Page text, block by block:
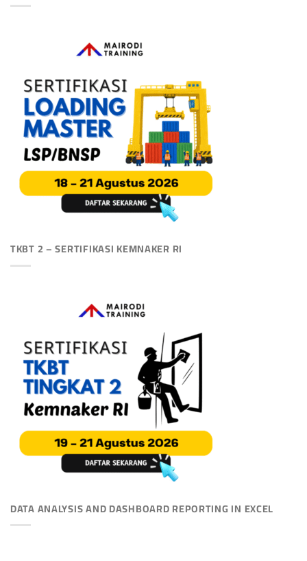
TKBT 2 – SERTIFIKASI KEMNAKER RI
DATA ANALYSIS AND DASHBOARD REPORTING IN EXCEL